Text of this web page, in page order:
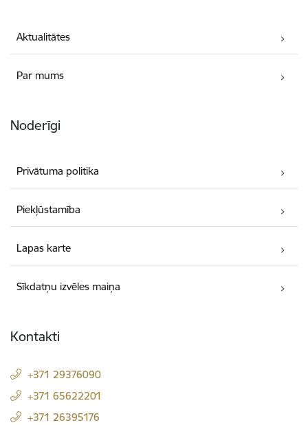
Aktualitātes
Par mums
Noderīgi
Privātuma politika
Piekļūstamība
Lapas karte
Sīkdatņu izvēles maiņa
Kontakti
+371 29376090
+371 65622201
+371 26395176